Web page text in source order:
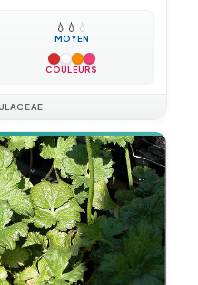
💧 💧 💧
MOYEN
COULEURS